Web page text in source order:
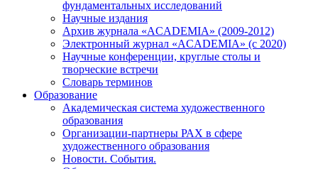
фундаментальных исследований
Научные издания
Архив журнала «ACADEMIA» (2009-2012)
Электронный журнал «ACADEMIA» (с 2020)
Научные конференции, круглые столы и
творческие встречи
Словарь терминов
Образование
Академическая система художественного
образования
Организации-партнеры РАХ в сфере
художественного образования
Новости. События.